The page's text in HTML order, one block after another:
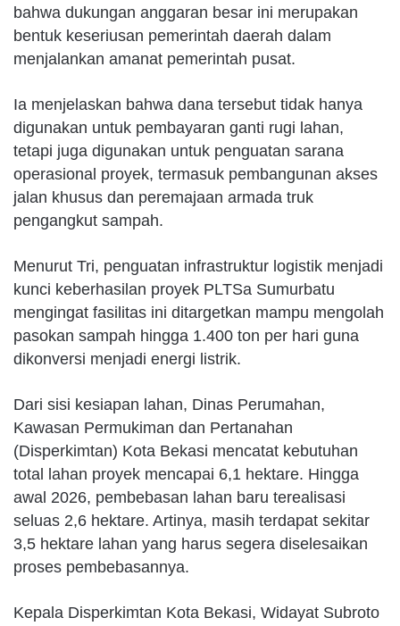
bahwa dukungan anggaran besar ini merupakan
bentuk keseriusan pemerintah daerah dalam
menjalankan amanat pemerintah pusat.
Ia menjelaskan bahwa dana tersebut tidak hanya
digunakan untuk pembayaran ganti rugi lahan,
tetapi juga digunakan untuk penguatan sarana
operasional proyek, termasuk pembangunan akses
jalan khusus dan peremajaan armada truk
pengangkut sampah.
Menurut Tri, penguatan infrastruktur logistik menjadi
kunci keberhasilan proyek PLTSa Sumurbatu
mengingat fasilitas ini ditargetkan mampu mengolah
pasokan sampah hingga 1.400 ton per hari guna
dikonversi menjadi energi listrik.
Dari sisi kesiapan lahan, Dinas Perumahan,
Kawasan Permukiman dan Pertanahan
(Disperkimtan) Kota Bekasi mencatat kebutuhan
total lahan proyek mencapai 6,1 hektare. Hingga
awal 2026, pembebasan lahan baru terealisasi
seluas 2,6 hektare. Artinya, masih terdapat sekitar
3,5 hektare lahan yang harus segera diselesaikan
proses pembebasannya.
Kepala Disperkimtan Kota Bekasi, Widayat Subroto